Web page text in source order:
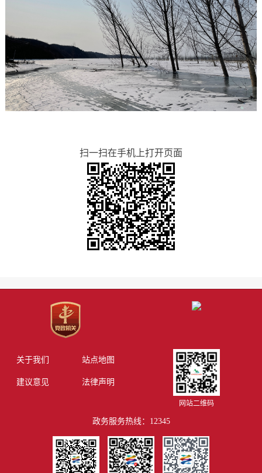
扫一扫在手机上打开页面
关于我们 站点地图
建议意见 法律声明
网站二维码
政务服务热线：12345